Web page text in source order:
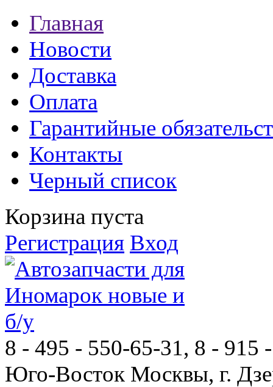
Главная
Новости
Доставка
Оплата
Гарантийные
Контакты
Черный список
Корзина пуста
Регистрация Вход
8 - 495 - 550-65-31, 8 - 915
Юго-Восток Москвы, г.